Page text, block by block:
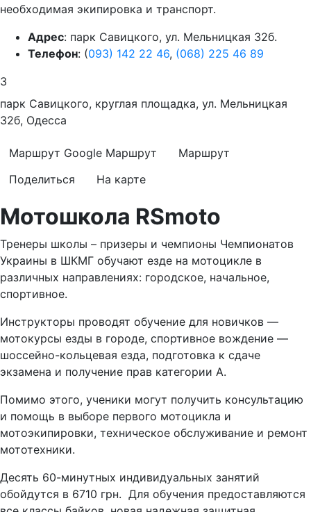
необходимая экипировка и транспорт.
Адрес: парк Савицкого, ул. Мельницкая 32б.
Телефон: (093) 142 22 46, (068) 225 46 89
3
парк Савицкого, круглая площадка, ул. Мельницкая
32б, Одесса
Маршрут Google Маршрут
Маршрут
Поделиться
На карте
Мотошкола RSmoto
Тренеры школы – призеры и чемпионы Чемпионатов
Украины в ШКМГ обучают езде на мотоцикле в
различных направлениях: городское, начальное,
спортивное.
Инструкторы проводят обучение для новичков —
мотокурсы езды в городе, спортивное вождение —
шоссейно-кольцевая езда, подготовка к сдаче
экзамена и получение прав категории А.
Помимо этого, ученики могут получить консультацию
и помощь в выборе первого мотоцикла и
мотоэкипировки, техническое обслуживание и ремонт
мототехники.
Десять 60-минутных индивидуальных занятий
обойдутся в 6710 грн. Для обучения предоставляются